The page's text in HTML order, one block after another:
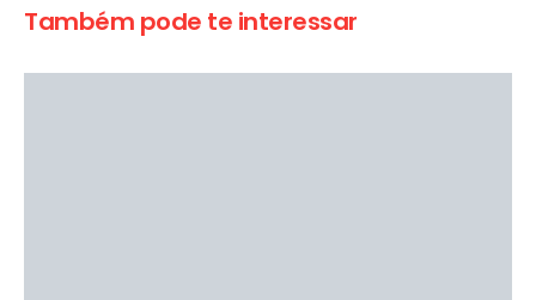
Também pode te interessar